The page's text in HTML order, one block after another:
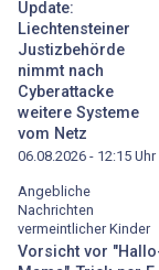
Update:
Liechtensteiner
Justizbehörde
nimmt nach
Cyberattacke
weitere Systeme
vom Netz
06.08.2026 - 12:15 Uhr
Angebliche
Nachrichten
vermeintlicher Kinder
Vorsicht vor